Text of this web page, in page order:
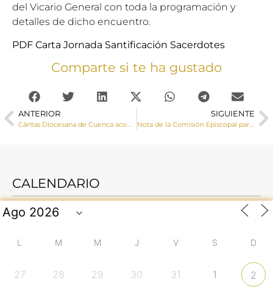
del Vicario General con toda la programación y
detalles de dicho encuentro.
PDF Carta Jornada Santificación Sacerdotes
Comparte si te ha gustado
ANTERIOR
Cáritas Diocesana de Cuenca acompañó a más de 3.000 personas el pasado año con una inversión de dos millones y medio de euro
SIGUIENTE
Nota de la Comisión Episcopal para la Educación y Cultura
CALENDARIO
L M M J V S D
27 28 29 30 31 1 2